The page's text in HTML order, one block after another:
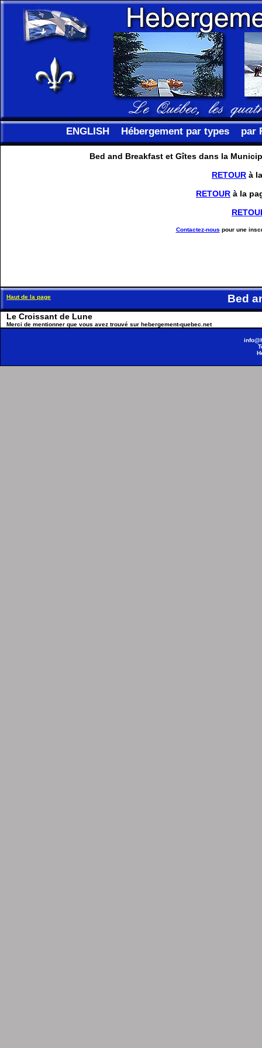
ENGLISH Hébergement par types par
Bed and Breakfast et Gîtes dans la
RETOUR à
RETOUR à la
Contactez-nous pour une
Haut de la page Bed
Le Croissant de Lune
Merci de mentionner que vous avez trouvé sur hebergement-quebec.net